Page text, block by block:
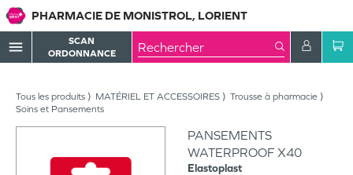
PHARMACIE DE MONISTROL, LORIENT
menu
SCAN
ORDONNANCE
Tous les produits MATÉRIEL ET ACCESSOIRES
Trousse à pharmacie
Soins et Pansements
PANSEMENTS
WATERPROOF X40
Elastoplast